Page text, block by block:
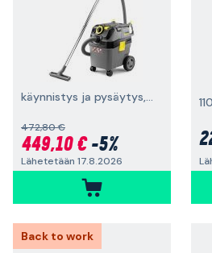
käynnistys ja pysäytys, 1380 W, L-luokka
472,80 €
449,10 €-5%
Lähetetään 17.8.2026
Back to work